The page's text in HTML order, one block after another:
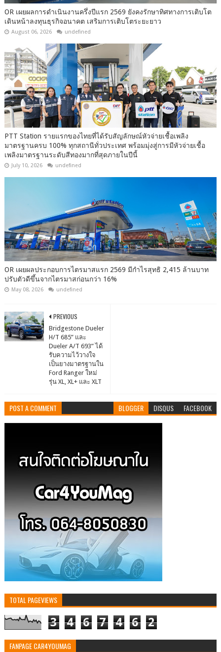
OR เผยผลการดำเนินงานครึ่งปีแรก 2569 ยังคงรักษาทิศทางการเติบโต
เดินหน้าลงทุนธุรกิจอนาคต เสริมการเติบโตระยะยาว
August 06, 2026 undefined
PTT Station รายแรกของไทยที่ได้รับสัญลักษณ์หัวจ่ายเชื้อเพลิง
มาตรฐานครบ 100% ทุกสถานีทั่วประเทศ พร้อมมุ่งสู่การมีหัวจ่ายเชื้อ
เพลิงมาตรฐานระดับสีทองมากที่สุดภายในปีนี้
July 10, 2026 undefined
OR เผยผลประกอบการไตรมาสแรก 2569 มีกำไรสุทธิ 2,415 ล้านบาท
ปรับตัวดีขึ้นจากไตรมาสก่อนกว่า 16%
May 08, 2026 undefined
PREVIOUS
Bridgestone Dueler
H/T 685” และ
Dueler A/T 693” ได้
รับความไว้วางใจ
เป็นยางมาตรฐานใน
Ford Ranger ใหม่
รุ่น XL, XL+ และ XLT
POST A COMMENT BLOGGER DISQUS FACEBOOK
TOTAL PAGEVIEWS
3 4 6 7 4 6 2
FANPAGE CAR4YOUMAG